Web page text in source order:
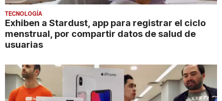
TECNOLOGÍA
Exhiben a Stardust, app para registrar el ciclo
menstrual, por compartir datos de salud de
usuarias